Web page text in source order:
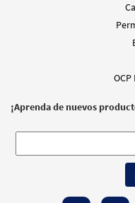
¡Aprenda de nuevos